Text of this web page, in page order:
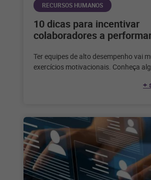
RECURSOS HUMANOS
10 dicas para incentivar
colaboradores a
Ter equipes de alto desempenho vai
exercícios motivacionais. Conheça
+